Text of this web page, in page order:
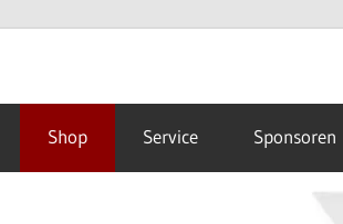
Shop Service Sponsoren